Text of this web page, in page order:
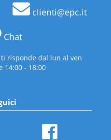
clienti@epc.it
Chat
risponde dal lun al ven
14:00 - 18:00